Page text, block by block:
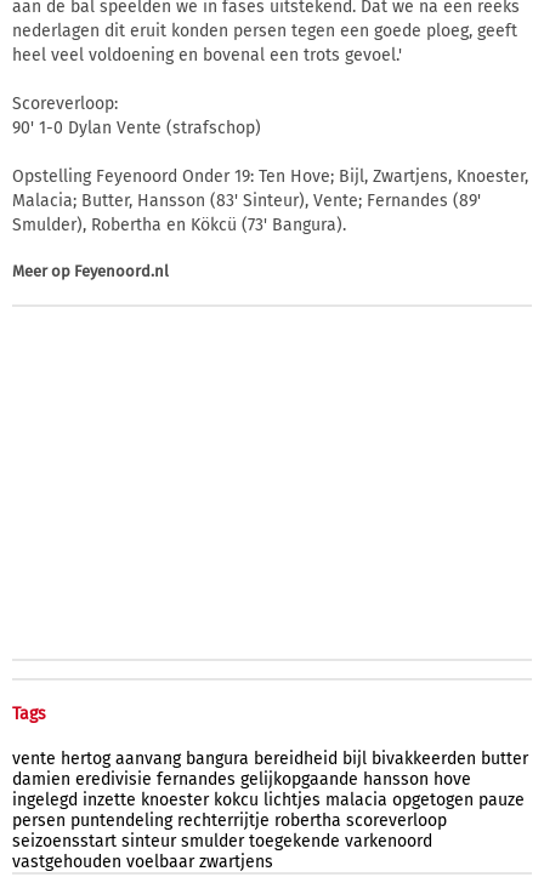
aan de bal speelden we in fases uitstekend. Dat we na een reeks
nederlagen dit eruit konden persen tegen een goede ploeg, geeft
heel veel voldoening en bovenal een trots gevoel.'
Scoreverloop:
90' 1-0 Dylan Vente (strafschop)
Opstelling Feyenoord Onder 19: Ten Hove; Bijl, Zwartjens, Knoester,
Malacia; Butter, Hansson (83' Sinteur), Vente; Fernandes (89'
Smulder), Robertha en Kökcü (73' Bangura).
Meer op Feyenoord.nl
Tags
vente hertog aanvang bangura bereidheid bijl bivakkeerden butter
damien eredivisie fernandes gelijkopgaande hansson hove
ingelegd inzette knoester kokcu lichtjes malacia opgetogen pauze
persen puntendeling rechterrijtje robertha scoreverloop
seizoensstart sinteur smulder toegekende varkenoord
vastgehouden voelbaar zwartjens